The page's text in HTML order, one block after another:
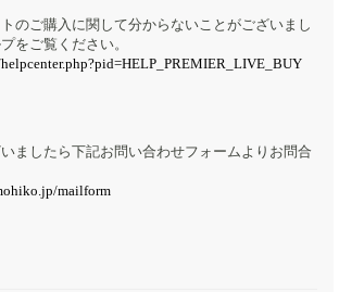
のご購入に関して分からないことがございまし
をご覧ください。
ましたら下記お問い合わせフォームよりお問合
mailform